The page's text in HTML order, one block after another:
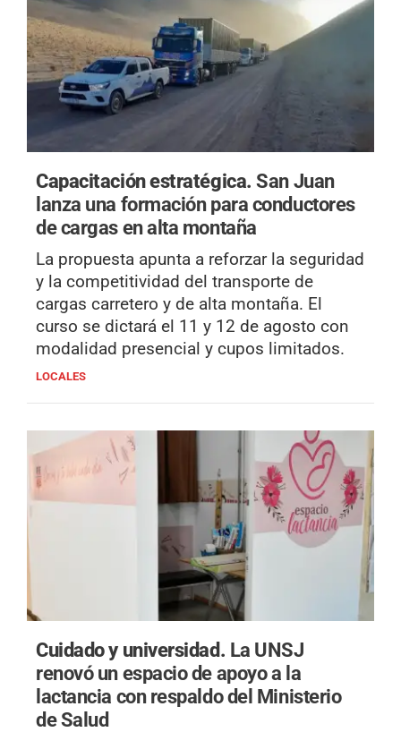
Capacitación estratégica.San Juan
lanza una formación para conductores
de cargas en alta montaña
La propuesta apunta a reforzar la seguridad
y la competitividad del transporte de
cargas carretero y de alta montaña. El
curso se dictará el 11 y 12 de agosto con
modalidad presencial y cupos limitados.
LOCALES
Cuidado y universidad. La UNSJ
renovó un espacio de apoyo a la
lactancia con respaldo del Ministerio
de Salud